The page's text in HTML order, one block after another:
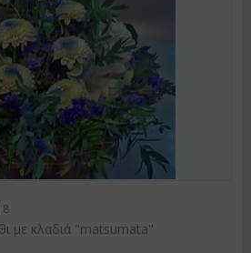
με κλαδιά "matsumata"